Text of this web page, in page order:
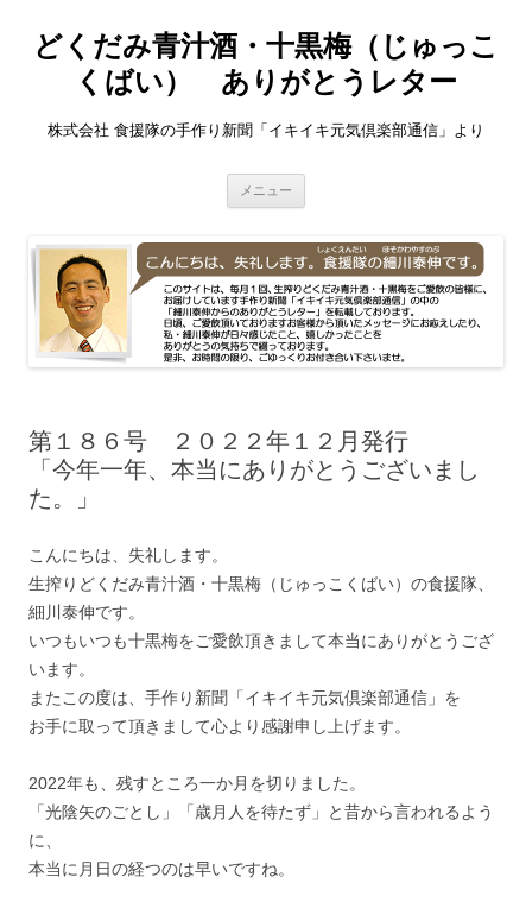
どくだみ青汁酒・十黒梅（じゅっこ
くばい） ありがとうレター
株式会社 食援隊の手作り新聞「イキイキ元気倶楽部通信」より
メニュー
ツ
へ
ス
キ
ッ
プ
第１８６号 ２０２２年１２月発行
「今年一年、本当にありがとうございまし
た。」
こんにちは、失礼します。
生搾りどくだみ青汁酒・十黒梅（じゅっこくばい）の食援隊、
細川泰伸です。
いつもいつも十黒梅をご愛飲頂きまして本当にありがとうござ
います。
またこの度は、手作り新聞「イキイキ元気倶楽部通信」を
お手に取って頂きまして心より感謝申し上げます。
2022年も、残すところ一か月を切りました。
「光陰矢のごとし」「歳月人を待たず」と昔から言われるよう
に、
本当に月日の経つのは早いですね。